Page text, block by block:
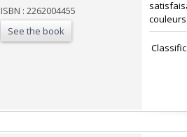
ISBN : 2262004455
See the book